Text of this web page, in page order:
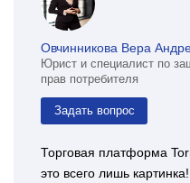
Овчинникова Вера
Юрист и специалист по
прав потребителя
Задать вопрос
Торговая платформа
это всего лишь картинка!